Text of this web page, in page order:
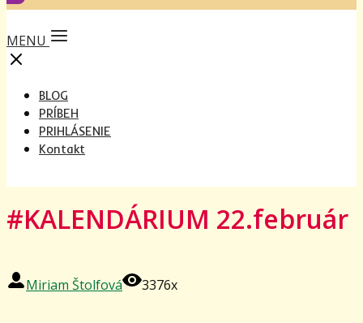
MENU
BLOG
PRÍBEH
PRIHLÁSENIE
Kontakt
#KALENDÁRIUM 22.február
Miriam Štolfová 3376x